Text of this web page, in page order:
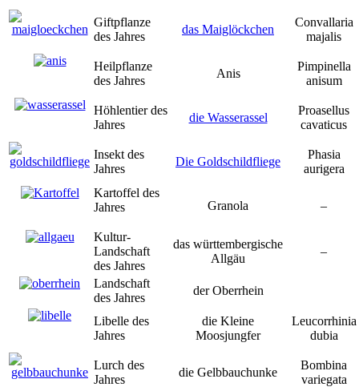
Giftpflanze
des Jahres
das Maiglöckchen
Convallaria
majalis
Heilpflanze
des Jahres
Anis
Pimpinella
anisum
Höhlentier des
Jahres
die Wasserassel
Proasellus
cavaticus
Insekt des
Jahres
Die Goldschildfliege
Phasia
aurigera
Kartoffel des
Jahres
Granola –
Kultur-
Landschaft
des Jahres
das württembergische
Allgäu
–
Landschaft
des Jahres
der Oberrhein
Libelle des
Jahres
die Kleine
Moosjungfer
Leucorrhinia
dubia
Lurch des
Jahres
die Gelbbauchunke
Bombina
variegata